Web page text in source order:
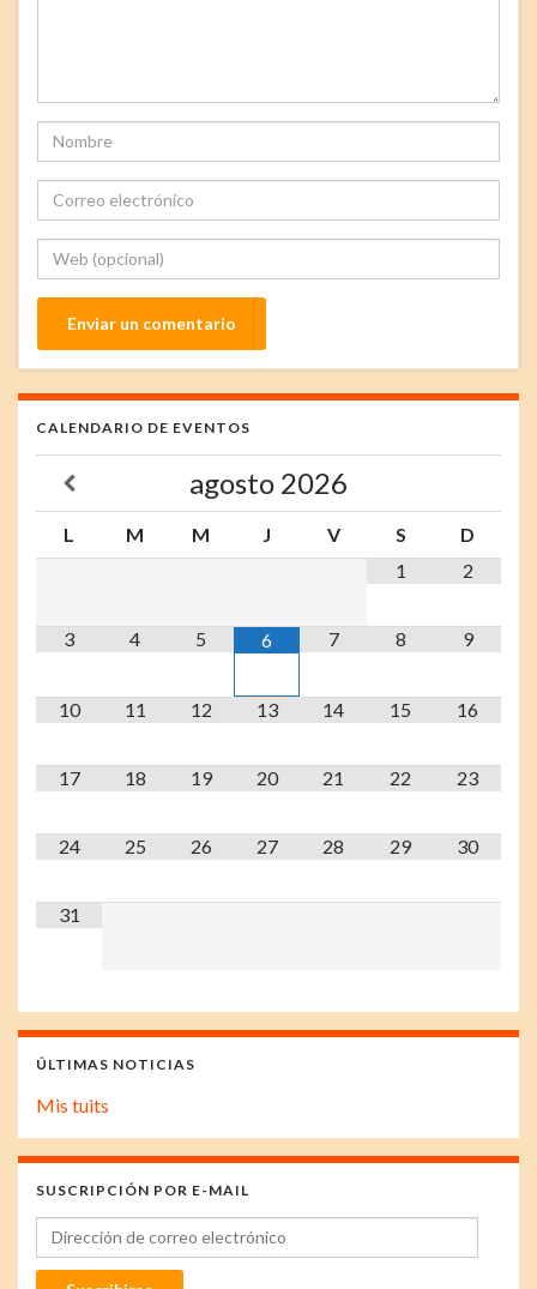
CALENDARIO DE EVENTOS
agosto 2026
L M M J V S
D
1
2
3 4 5 6 7 8 9
10 11 12 13 14 15 16
17 18 19 20 21 22 23
24 25 26 27 28 29 30
31
ÚLTIMAS NOTICIAS
Mis tuits
SUSCRIPCIÓN POR E-MAIL
Dirección de correo electrónico